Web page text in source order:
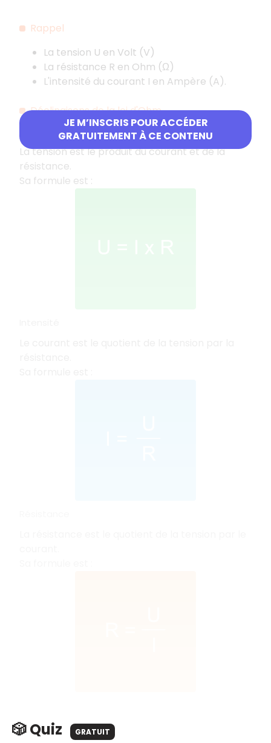
JE M’INSCRIS POUR ACCÉDER
GRATUITEMENT À CE CONTENU
Rappel
La tension U en Volt (V)
La résistance R en Ohm (Ω)
L'intensité du courant I en Ampère (A).
Déclinaisons de la loi d'Ohm
La tension est le produit du courant et de la
résistance.
Sa formule est :
🎲 Quiz GRATUIT